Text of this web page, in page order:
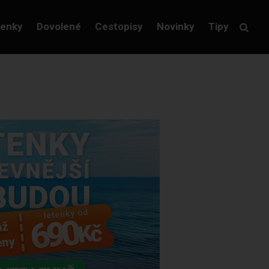
Dovolené Cestopisy Novinky Tipy